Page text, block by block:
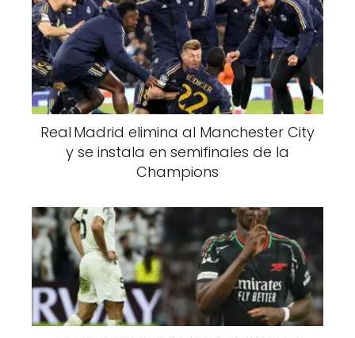
Real Madrid elimina al Manchester City
y se instala en semifinales de la
Champions